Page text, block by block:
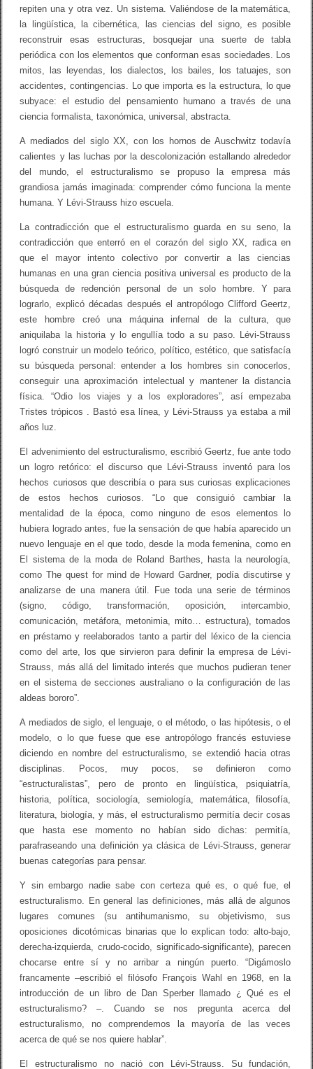
repiten una y otra vez. Un sistema. Valiéndose de la matemática,
la lingüística, la cibernética, las ciencias del signo, es posible
reconstruir esas estructuras, bosquejar una suerte de tabla
periódica con los elementos que conforman esas sociedades. Los
mitos, las leyendas, los dialectos, los bailes, los tatuajes, son
accidentes, contingencias. Lo que importa es la estructura, lo que
subyace: el estudio del pensamiento humano a través de una
ciencia formalista, taxonómica, universal, abstracta.
A mediados del siglo XX, con los hornos de Auschwitz todavía
calientes y las luchas por la descolonización estallando alrededor
del mundo, el estructuralismo se propuso la empresa más
grandiosa jamás imaginada: comprender cómo funciona la mente
humana. Y Lévi-Strauss hizo escuela.
La contradicción que el estructuralismo guarda en su seno, la
contradicción que enterró en el corazón del siglo XX, radica en
que el mayor intento colectivo por convertir a las ciencias
humanas en una gran ciencia positiva universal es producto de la
búsqueda de redención personal de un solo hombre. Y para
lograrlo, explicó décadas después el antropólogo Clifford Geertz,
este hombre creó una máquina infernal de la cultura, que
aniquilaba la historia y lo engullía todo a su paso. Lévi-Strauss
logró construir un modelo teórico, político, estético, que satisfacía
su búsqueda personal: entender a los hombres sin conocerlos,
conseguir una aproximación intelectual y mantener la distancia
física. “Odio los viajes y a los exploradores”, así empezaba
Tristes trópicos . Bastó esa línea, y Lévi-Strauss ya estaba a mil
años luz.
El advenimiento del estructuralismo, escribió Geertz, fue ante todo
un logro retórico: el discurso que Lévi-Strauss inventó para los
hechos curiosos que describía o para sus curiosas explicaciones
de estos hechos curiosos. “Lo que consiguió cambiar la
mentalidad de la época, como ninguno de esos elementos lo
hubiera logrado antes, fue la sensación de que había aparecido un
nuevo lenguaje en el que todo, desde la moda femenina, como en
El sistema de la moda de Roland Barthes, hasta la neurología,
como The quest for mind de Howard Gardner, podía discutirse y
analizarse de una manera útil. Fue toda una serie de términos
(signo, código, transformación, oposición, intercambio,
comunicación, metáfora, metonimia, mito… estructura), tomados
en préstamo y reelaborados tanto a partir del léxico de la ciencia
como del arte, los que sirvieron para definir la empresa de Lévi-
Strauss, más allá del limitado interés que muchos pudieran tener
en el sistema de secciones australiano o la configuración de las
aldeas bororo”.
A mediados de siglo, el lenguaje, o el método, o las hipótesis, o el
modelo, o lo que fuese que ese antropólogo francés estuviese
diciendo en nombre del estructuralismo, se extendió hacia otras
disciplinas. Pocos, muy pocos, se definieron como
“estructuralistas”, pero de pronto en lingüística, psiquiatría,
historia, política, sociología, semiología, matemática, filosofía,
literatura, biología, y más, el estructuralismo permitía decir cosas
que hasta ese momento no habían sido dichas: permitía,
parafraseando una definición ya clásica de Lévi-Strauss, generar
buenas categorías para pensar.
Y sin embargo nadie sabe con certeza qué es, o qué fue, el
estructuralismo. En general las definiciones, más allá de algunos
lugares comunes (su antihumanismo, su objetivismo, sus
oposiciones dicotómicas binarias que lo explican todo: alto-bajo,
derecha-izquierda, crudo-cocido, significado-significante), parecen
chocarse entre sí y no arribar a ningún puerto. “Digámoslo
francamente –escribió el filósofo François Wahl en 1968, en la
introducción de un libro de Dan Sperber llamado ¿ Qué es el
estructuralismo? –. Cuando se nos pregunta acerca del
estructuralismo, no comprendemos la mayoría de las veces
acerca de qué se nos quiere hablar”.
El estructuralismo no nació con Lévi-Strauss. Su fundación,